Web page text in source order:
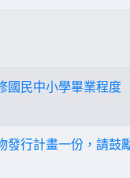
國民中小學畢業程度
行計畫一份，請鼓